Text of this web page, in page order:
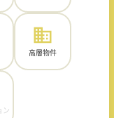
高層物件
ン